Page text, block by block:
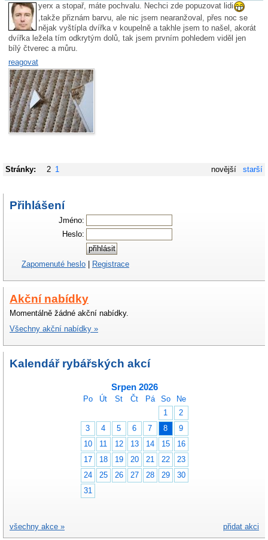
yerx a stopař, máte pochvalu. Nechci zde popuzovat lidi
,takže přiznám barvu, ale nic jsem nearanžoval, přes noc se
nějak vyštípla dvířka v koupelně a takhle jsem to našel, akorát
dvířka ležela tím odkrytým dolů, tak jsem prvním pohledem viděl jen
bílý čtverec a můru.
reagovat
novější starší
Stránky: 2 1
Přihlášení
Jméno:
Heslo:
Zapomenuté heslo Registrace
Akční nabídky
Momentálně žádné akční nabídky.
Všechny akční nabídky »
Kalendář rybářských akcí
Srpen 2026
Po Út St Čt Pá So
Ne
1
2
3
4 5 6 7 8
9
10
11 12 13 14 15
16
17
18 19 20 21 22
23
24
25 26 27 28 29
30
31
přidat akci
všechny akce »